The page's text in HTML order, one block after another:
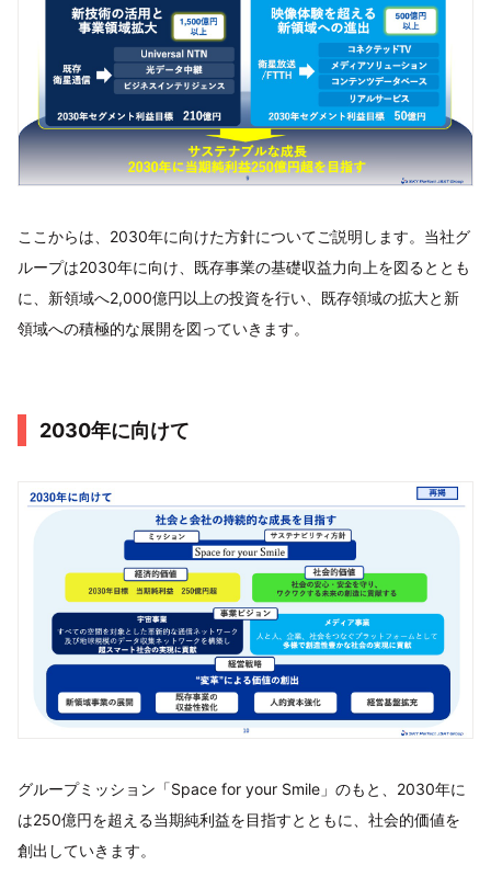
ここからは、2030年に向けた方針についてご説明します。当社グ
ループは2030年に向け、既存事業の基礎収益力向上を図るととも
に、新領域へ2,000億円以上の投資を行い、既存領域の拡大と新
領域への積極的な展開を図っていきます。
2030年に向けて
グループミッション「Space for your Smile」のもと、2030年に
は250億円を超える当期純利益を目指すとともに、社会的価値を
創出していきます。